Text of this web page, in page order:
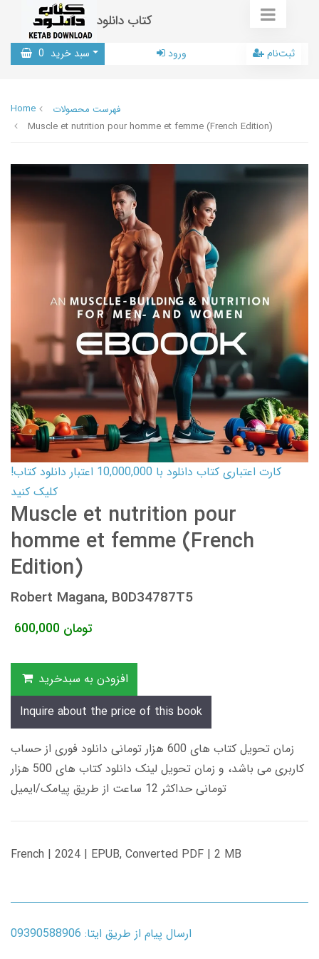
کتاب دانلود
سبد خرید 0 ورود ثبت‌نام
Home
فهرست محصولات
Muscle et nutrition pour homme et femme (French Edition)
کارت اعتباری کتاب دانلود با 10,000,000 اعتبار دانلود کتاب!
کلیک کنید
Muscle et nutrition pour
homme et femme (French
Edition)
Robert Magana, B0D34787T5
600,000 تومان
افزودن به سبدخرید
Inquire about the price of this book
زمان تحویل کتاب های 600 هزار تومانی دانلود فوری از حساب
کاربری می باشد، و زمان تحویل لینک دانلود کتاب های 500 هزار
تومانی حداکثر 12 ساعت از طریق پیامک/ایمیل
French | 2024 | EPUB, Converted PDF | 2 MB
ارسال پیام از طریق ایتا: 09390588906